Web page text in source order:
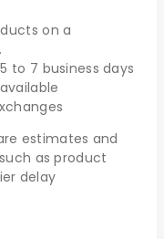
on a
to 7 business days
estimates and
as product
delay